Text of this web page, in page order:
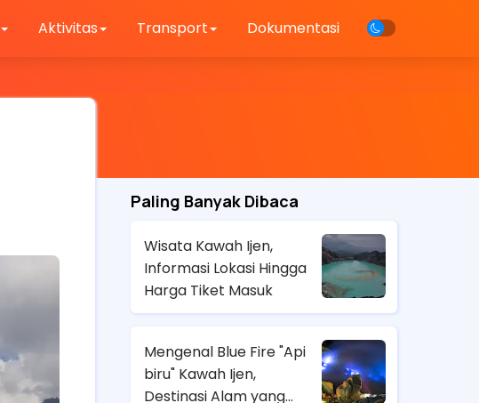
Aktivitas Transport Dokumentasi
Paling Banyak Dibaca
Wisata Kawah Ijen,
Informasi Lokasi Hingga
Harga Tiket Masuk
Mengenal Blue Fire "Api
biru" Kawah Ijen,
Destinasi Alam yang